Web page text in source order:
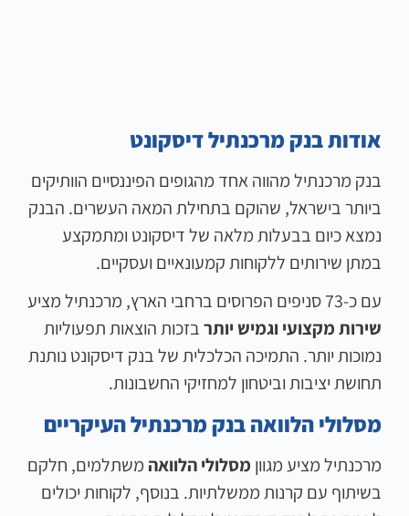
אודות בנק מרכנתיל דיסקונט
בנק מרכנתיל מהווה אחד מהגופים הפיננסיים הוותיקים
ביותר בישראל, שהוקם בתחילת המאה העשרים. הבנק
נמצא כיום בבעלות מלאה של דיסקונט ומתמקצע
במתן שירותים ללקוחות קמעונאיים ועסקיים.
עם כ-73 סניפים הפרוסים ברחבי הארץ, מרכנתיל מציע
שירות מקצועי וגמיש יותרבזכות הוצאות תפעוליות
נמוכות יותר. התמיכה הכלכלית של בנק דיסקונט נותנת
תחושת יציבות וביטחון למחזיקי החשבונות.
מסלולי הלוואה בנק מרכנתיל העיקריים
מרכנתיל מציע מגוון מסלולי הלוואה משתלמים, חלקם
בשיתוף עם קרנות ממשלתיות. בנוסף, לקוחות יכולים